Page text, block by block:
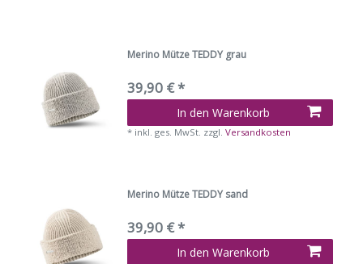
Merino Mütze TEDDY grau
39,90 € *
In den Warenkorb
* inkl. ges. MwSt. zzgl.Versandkosten
Merino Mütze TEDDY sand
39,90 € *
In den Warenkorb